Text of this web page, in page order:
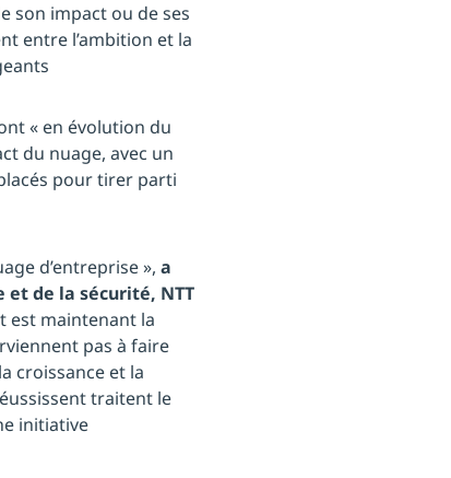
son impact ou de ses
entre l’ambition et la
« en évolution du
du nuage, avec un
pour tirer parti
d’entreprise », a
de la sécurité, NTT
est maintenant la
pas à faire
croissance et la
traitent le
initiative